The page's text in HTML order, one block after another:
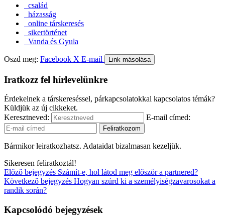
család
házasság
online társkeresés
sikertörténet
Vanda és Gyula
Oszd meg: Facebook X E-mail Link másolása
Iratkozz fel hírlevelünkre
Érdekelnek a társkereséssel, párkapcsolatokkal kapcsolatos témák?
Küldjük az új cikkeket.
Keresztneved:
E-mail címed:
Bármikor leiratkozhatsz. Adataidat bizalmasan kezeljük.
Sikeresen feliratkoztál!
Előző bejegyzés Számít-e, hol látod meg először a partnered?
Következő bejegyzés Hogyan szúrd ki a személyiségzavarosokat a
randik során?
Kapcsolódó bejegyzések